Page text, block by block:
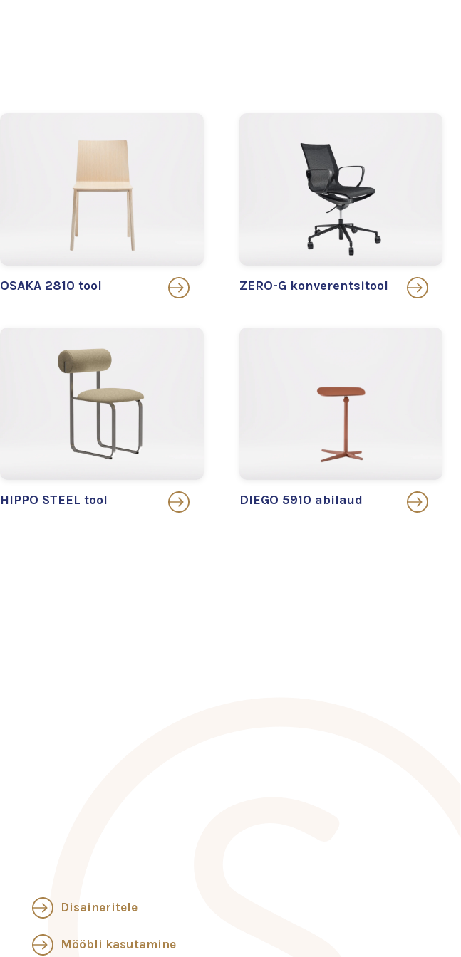
OSAKA 2810 tool ZERO-G konverentsitool
HIPPO STEEL tool DIEGO 5910 abilaud
Disaineritele
Mööbli kasutamine